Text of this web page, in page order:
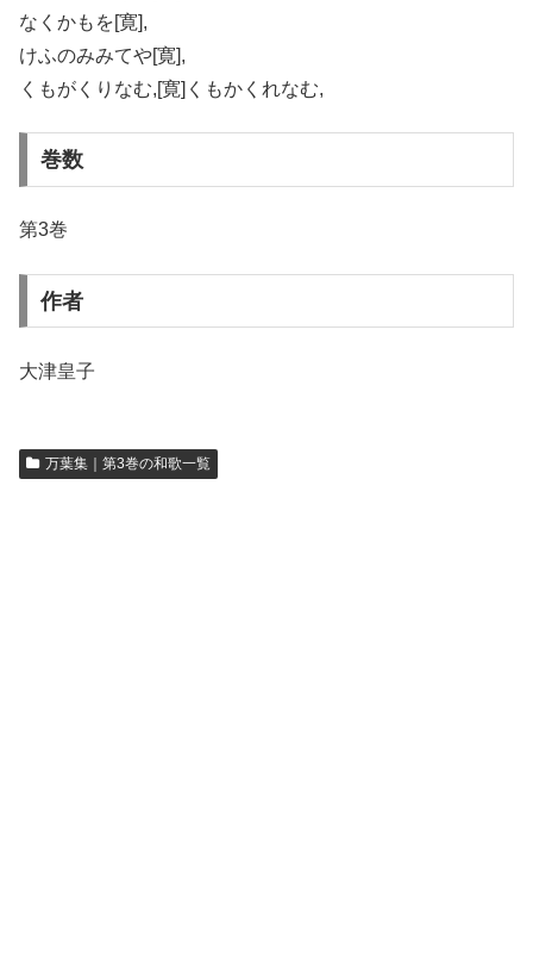
なくかもを[寛],
けふのみみてや[寛],
くもがくりなむ,[寛]くもかくれなむ,
巻数
第3巻
作者
大津皇子
万葉集｜第3巻の和歌一覧